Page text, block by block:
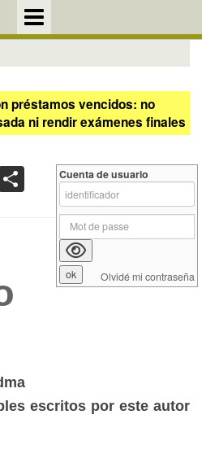
préstamos vencidos: no
ni rendir exámenes finales
escritos por este autor
Cuenta de usuario
Olvidé mi contraseña